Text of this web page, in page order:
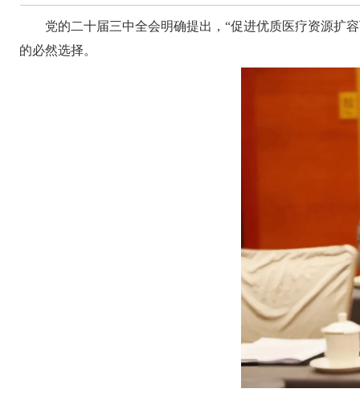
党的二十届三中全会明确提出，“促进优质医疗资源扩
的必然选择。